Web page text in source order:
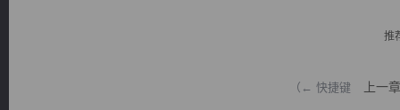
推
（← 快捷键 上一章